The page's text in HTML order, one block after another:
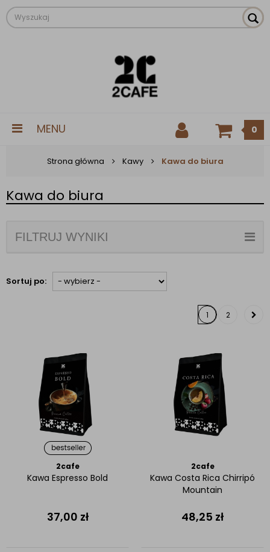
MENU 0
Strona główna Kawy Kawa do biura
Kawa do biura
FILTRUJ WYNIKI
Sortuj po:
1 2
2cafe
Kawa Espresso Bold
37,00 zł
2cafe
Kawa Costa Rica Chirripó
Mountain
48,25 zł